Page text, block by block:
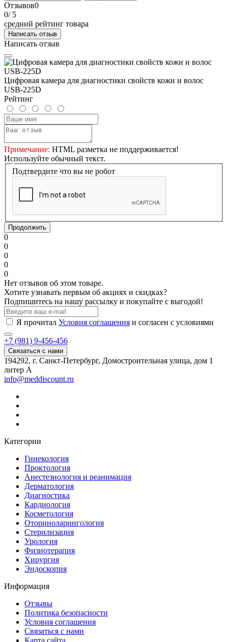
Отзывов0
0/ 5
средний рейтинг товара
Написать отзыв
Написать отзыв
Цифровая камера для диагностики свойств кожи и волос
USB-225D
Рейтинг
Примечание: HTML разметка не поддерживается!
Используйте обычный текст.
Подтвердите что вы не робот
Продолжить
0
0
0
0
0
Нет отзывов об этом товаре.
Хотите узнавать первым об акциях и скидках?
Подпишитесь на нашу рассылку и покупайте с выгодой!
Я прочитал Условия соглашения и согласен с условиями
+7 (981) 9-456-456
Связаться с нами
194292, г. Санкт-Петербург, Домостроительная улица, дом 1
литер А
info@meddiscount.ru
Категории
Гинекология
Проктология
Анестезиология и реанимация
Дерматология
Диагностика
Кардиология
Косметология
Оториноларингология
Стерилизация
Урология
Физиотерапия
Хирургия
Эндоскопия
Информация
Отзывы
Политика безопасности
Условия соглашения
Связаться с нами